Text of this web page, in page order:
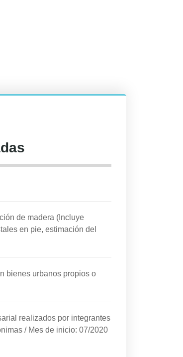
de madera (Incluye
en pie, estimación del
bienes urbanos propios o
realizados por integrantes
/ Mes de inicio: 07/2020